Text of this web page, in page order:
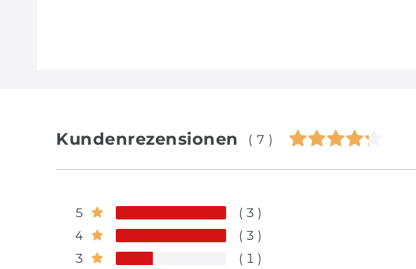
Kundenrezensionen (7)
5
3
4
3
3
1